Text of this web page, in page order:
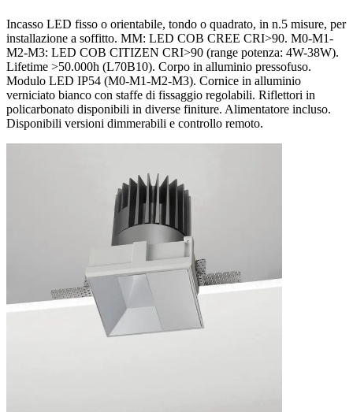
Incasso LED fisso o orientabile, tondo o quadrato, in n.5 misure, per
installazione a soffitto. MM: LED COB CREE CRI>90. M0-M1-
M2-M3: LED COB CITIZEN CRI>90 (range potenza: 4W-38W).
Lifetime >50.000h (L70B10). Corpo in alluminio pressofuso.
Modulo LED IP54 (M0-M1-M2-M3). Cornice in alluminio
verniciato bianco con staffe di fissaggio regolabili. Riflettori in
policarbonato disponibili in diverse finiture. Alimentatore incluso.
Disponibili versioni dimmerabili e controllo remoto.